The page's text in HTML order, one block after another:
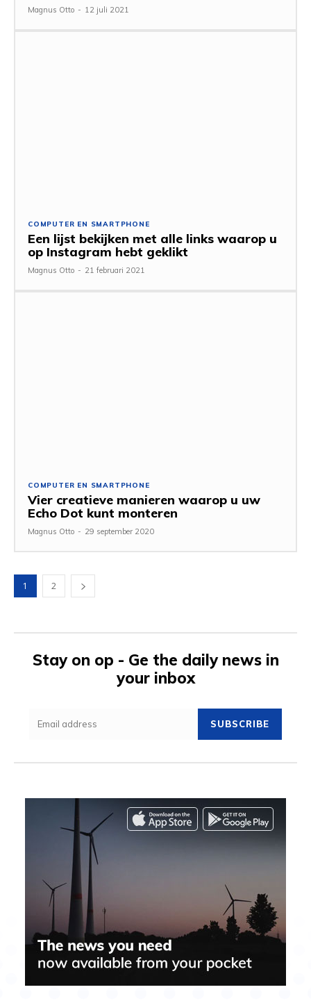
Magnus Otto - 12 juli 2021
COMPUTER EN SMARTPHONE
Een lijst bekijken met alle links waarop u
op Instagram hebt geklikt
Magnus Otto - 21 februari 2021
COMPUTER EN SMARTPHONE
Vier creatieve manieren waarop u uw
Echo Dot kunt monteren
Magnus Otto - 29 september 2020
1 2
Stay on op - Ge the daily news in
your inbox
SUBSCRIBE